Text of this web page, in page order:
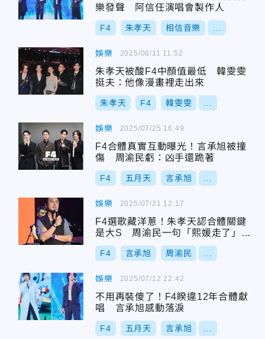
樂發聲 阿信任演唱會製作人
F4 朱孝天 相信音樂
娛樂
朱孝天被酸F4中顏值最低 韓雯雯
挺夫：他像漫畫裡走出來
朱孝天 F4 韓雯雯
2025/08/11 11:52
娛樂
F4合體真實互動曝光！言承旭被撞
傷 周渝民虧：凶手還跪著
F4 五月天 言承旭
2025/07/25 16:49
娛樂
F4選歌藏洋蔥！朱孝天認合體關鍵
是大S 周渝民一句「熙媛走了」引
鼻酸
F4 言承旭 周渝民
2025/07/21 12:17
娛樂
不用再裝傻了！F4睽違12年合體獻
唱 言承旭感動落淚
F4 五月天 言承旭
2025/07/12 22:42